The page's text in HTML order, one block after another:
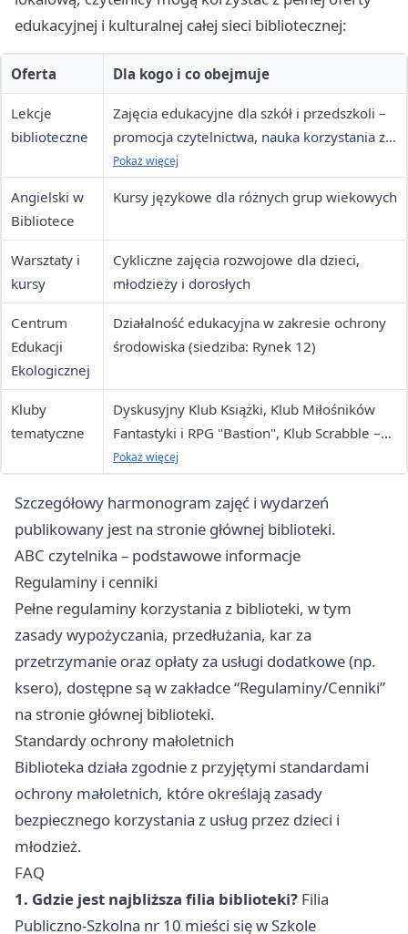
edukacyjnej i kulturalnej całej sieci bibliotecznej:
Oferta Dla kogo i co obejmuje
Lekcje
biblioteczne
Zajęcia edukacyjne dla szkół i przedszkoli –
promocja czytelnictwa, nauka korzystania z
biblioteki
Pokaż więcej
Angielski w
Bibliotece
Kursy językowe dla różnych grup wiekowych
Warsztaty i
kursy
Cykliczne zajęcia rozwojowe dla dzieci,
młodzieży i dorosłych
Centrum
Edukacji
Ekologicznej
Działalność edukacyjna w zakresie ochrony
środowiska (siedziba: Rynek 12)
Kluby
tematyczne
Dyskusyjny Klub Książki, Klub Miłośników
Fantastyki i RPG "Bastion", Klub Scrabble –
działają przy innych agendach, ale otwarte
dla wszystkich czytelników
Pokaż więcej
Szczegółowy harmonogram zajęć i wydarzeń
publikowany jest na stronie głównej biblioteki.
ABC czytelnika – podstawowe informacje
Regulaminy i cenniki
Pełne regulaminy korzystania z biblioteki, w tym
zasady wypożyczania, przedłużania, kar za
przetrzymanie oraz opłaty za usługi dodatkowe (np.
ksero), dostępne są w zakładce “Regulaminy/Cenniki”
na stronie głównej biblioteki.
Standardy ochrony małoletnich
Biblioteka działa zgodnie z przyjętymi standardami
ochrony małoletnich, które określają zasady
bezpiecznego korzystania z usług przez dzieci i
młodzież.
FAQ
1. Gdzie jest najbliższa filia biblioteki? Filia
Publiczno-Szkolna nr 10 mieści się w Szkole